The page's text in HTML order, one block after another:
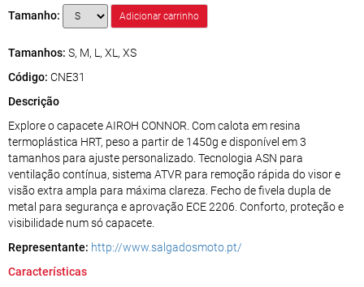
Tamanho:
Tamanhos: S, M, L, XL, XS
Código: CNE31
Descrição
Explore o capacete AIROH CONNOR. Com calota em resina
termoplástica HRT, peso a partir de 1450g e disponível em 3
tamanhos para ajuste personalizado. Tecnologia ASN para
ventilação contínua, sistema ATVR para remoção rápida do visor e
visão extra ampla para máxima clareza. Fecho de fivela dupla de
metal para segurança e aprovação ECE 2206. Conforto, proteção e
visibilidade num só capacete.
Representante: http://www.salgadosmoto.pt/
Características